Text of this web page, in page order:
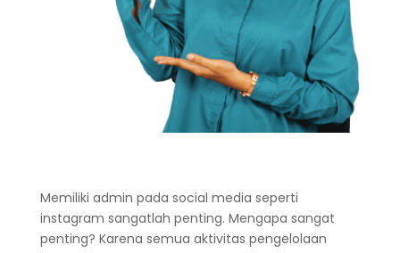
Memiliki admin pada social media seperti
instagram sangatlah penting. Mengapa sangat
penting? Karena semua aktivitas pengelolaan